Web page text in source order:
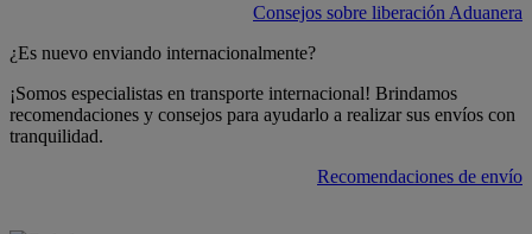
Consejos sobre liberación Aduanera
¿Es nuevo enviando internacionalmente?
¡Somos especialistas en transporte internacional! Brindamos
recomendaciones y consejos para ayudarlo a realizar sus envíos con
tranquilidad.
Recomendaciones de envío